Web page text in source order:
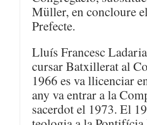
Müller, en concloure
Prefecte.
Lluís Francesc
cursar Batxillerat al
1966 es va llicenciar
any va entrar a la
sacerdot el 1973. El